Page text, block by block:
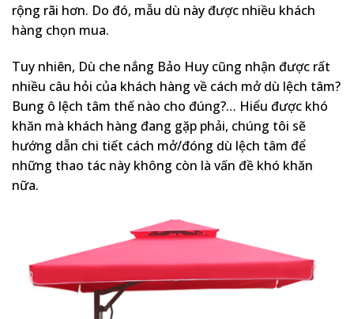
rộng rãi hơn. Do đó, mẫu dù này được nhiều khách
hàng chọn mua.
Tuy nhiên, Dù che nắng Bảo Huy cũng nhận được rất
nhiều câu hỏi của khách hàng về cách mở dù lệch tâm?
Bung ô lệch tâm thế nào cho đúng?… Hiểu được khó
khăn mà khách hàng đang gặp phải, chúng tôi sẽ
hướng dẫn chi tiết cách mở/đóng dù lệch tâm để
những thao tác này không còn là vấn đề khó khăn
nữa.